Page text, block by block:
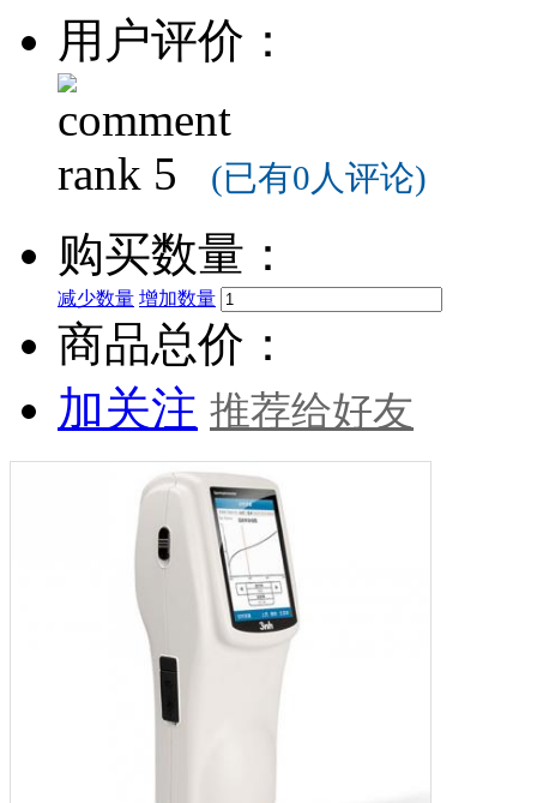
用户评价：
(已有0人评论)
购买数量：
减少数量 增加数量
商品总价：
加关注 推荐给好友